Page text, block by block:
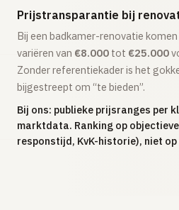
Prijstransparantie bij
Bij een badkamer-renovatie
variëren van €8.000 tot €25.000
Zonder referentiekader is het
bijgestreept om “te bieden”.
Bij ons: publieke prijsranges per
marktdata. Ranking op
responstijd, KvK-historie), niet